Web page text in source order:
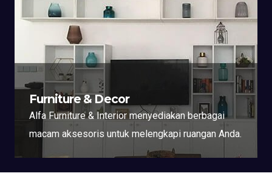
Furniture & Decor
Alfa Furniture & Interior menyediakan berbagai
macam aksesoris untuk melengkapi ruangan Anda.